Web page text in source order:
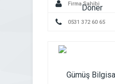
Firma Sahibi
0531 372 60 65